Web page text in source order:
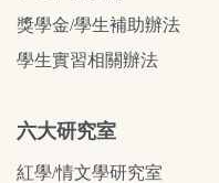
獎學金/學生補助辦法
學生實習相關辦法
六大研究室
紅學/情文學研究室